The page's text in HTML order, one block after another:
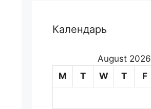
Календарь
August 2026
M
T W T F